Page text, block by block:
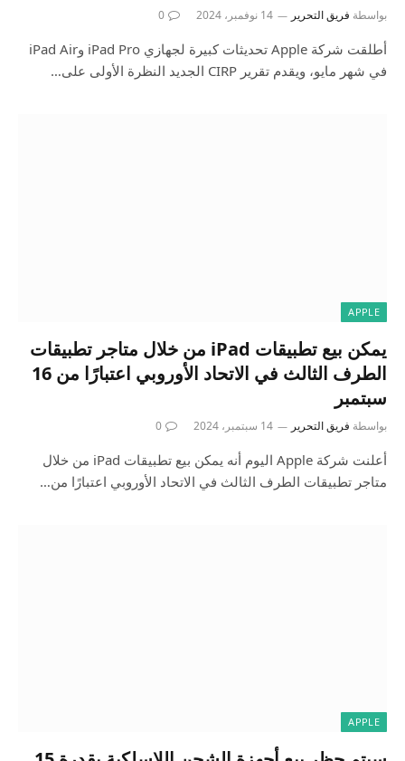
بواسطة فريق التحرير 14 نوفمبر، 2024 0
أطلقت شركة Apple تحديثات كبيرة لجهازي iPad Pro وiPad Air
في شهر مايو، ويقدم تقرير CIRP الجديد النظرة الأولى على…
APPLE
يمكن بيع تطبيقات iPad من خلال متاجر تطبيقات
الطرف الثالث في الاتحاد الأوروبي اعتبارًا من 16
سبتمبر
بواسطة فريق التحرير 14 سبتمبر، 2024 0
أعلنت شركة Apple اليوم أنه يمكن بيع تطبيقات iPad من خلال
متاجر تطبيقات الطرف الثالث في الاتحاد الأوروبي اعتبارًا من…
APPLE